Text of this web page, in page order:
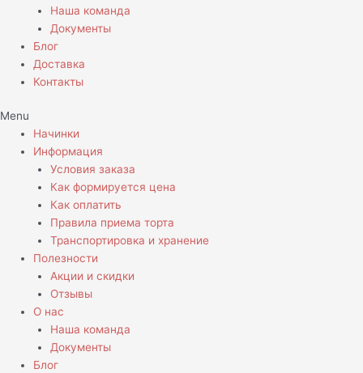
Наша команда
Документы
Блог
Доставка
Контакты
Menu
Начинки
Информация
Условия заказа
Как формируется цена
Как оплатить
Правила приема торта
Транспортировка и хранение
Полезности
Акции и скидки
Отзывы
О нас
Наша команда
Документы
Блог